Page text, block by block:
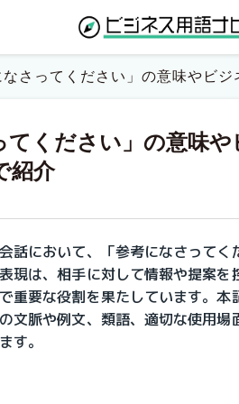
なさってください」の意味やビ
てください」の意味や
紹介
話において、「参考になさってく
現は、相手に対して情報や提案を
要な役割を果たしています。本
文脈や例文、類語、適切な使用場
す。